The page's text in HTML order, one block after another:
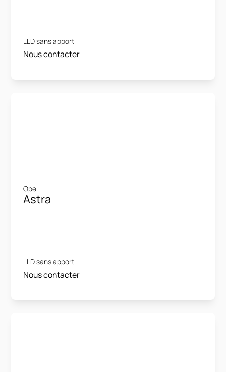
LLD sans apport
Nous contacter
Opel
Astra
LLD sans apport
Nous contacter